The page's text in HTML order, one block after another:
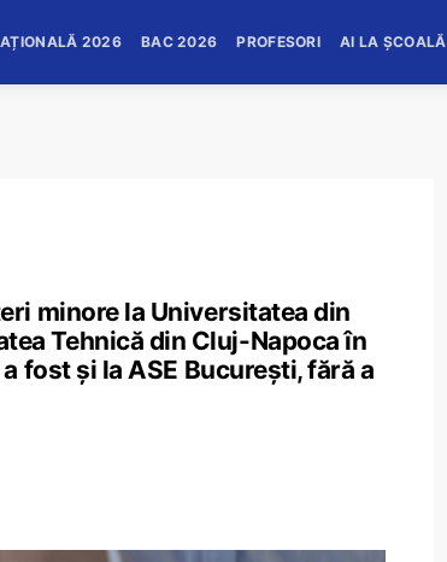
2026 BAC 2026 PROFESORI AI LA ȘCOALĂ
minore la Universitatea din
Tehnică din Cluj-Napoca în
fost și la ASE București, fără a